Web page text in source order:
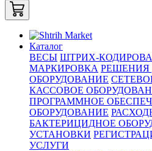
Каталог
ВЕСЫ ШТРИХ-
МАРКИРОВКА РЕШЕНИЯ
ОБОРУДОВАНИЕ
КАССОВОЕ
ПРОГРАММНОЕ
ОБОРУДОВАНИЕ
БАКТЕРИЦИДНОЕ
УСТАНОВКИ
УСЛУГИ